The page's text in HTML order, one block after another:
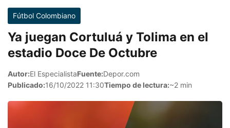
Fútbol Colombiano
Ya juegan Cortuluá y Tolima en el
estadio Doce De Octubre
Autor:El EspecialistaFuente:Depor.com
Publicado:16/10/2022 11:30Tiempo de lectura:~2 min